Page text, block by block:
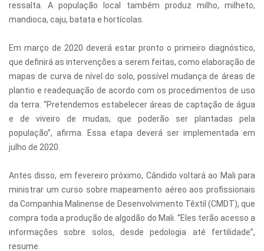
ressalta. A população local também produz milho, milheto,
mandioca, caju, batata e hortícolas.
Em março de 2020 deverá estar pronto o primeiro diagnóstico,
que definirá as intervenções a serem feitas, como elaboração de
mapas de curva de nível do solo, possível mudança de áreas de
plantio e readequação de acordo com os procedimentos de uso
da terra. “Pretendemos estabelecer áreas de captação de água
e de viveiro de mudas, que poderão ser plantadas pela
população”, afirma. Essa etapa deverá ser implementada em
julho de 2020.
Antes disso, em fevereiro próximo, Cândido voltará ao Mali para
ministrar um curso sobre mapeamento aéreo aos profissionais
da Companhia Malinense de Desenvolvimento Têxtil (CMDT), que
compra toda a produção de algodão do Mali. “Eles terão acesso a
informações sobre solos, desde pedologia até fertilidade”,
resume.